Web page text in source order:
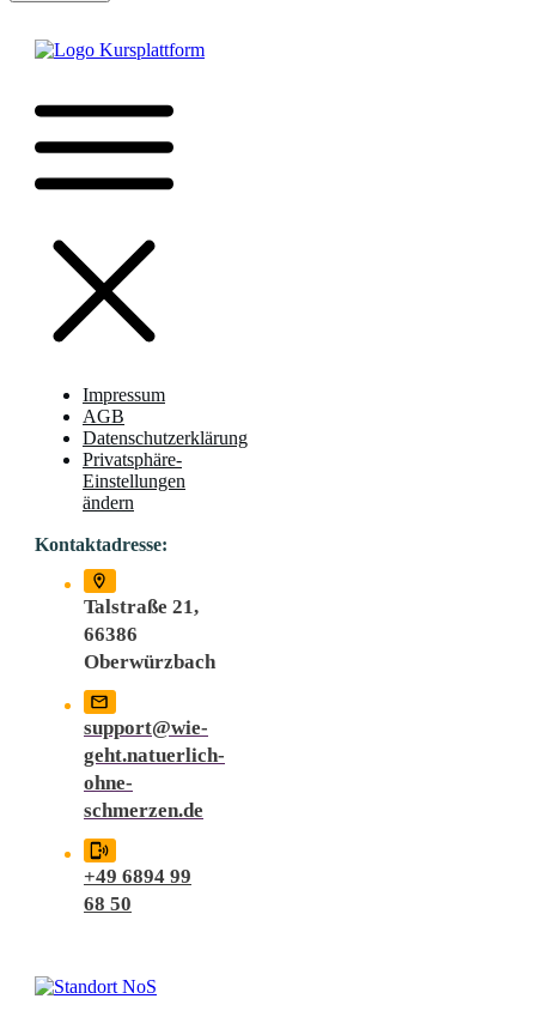
Impressum
AGB
Datenschutzerklärung
Privatsphäre-
Einstellungen
ändern
Kontaktadresse:
Talstraße 21,
66386
Oberwürzbach
support@wie-
geht.natuerlich-
ohne-
schmerzen.de
+49 6894 99
68 50